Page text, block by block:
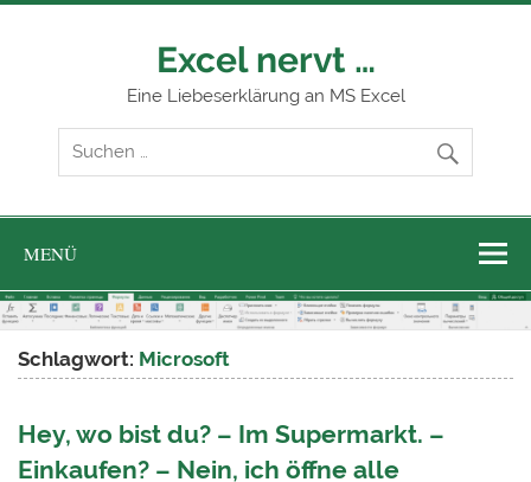
Zum
Excel nervt …
Eine Liebeserklärung an MS Excel
MENÜ
Schlagwort: Microsoft
Hey, wo bist du? – Im Supermarkt. –
Einkaufen? – Nein, ich öffne alle